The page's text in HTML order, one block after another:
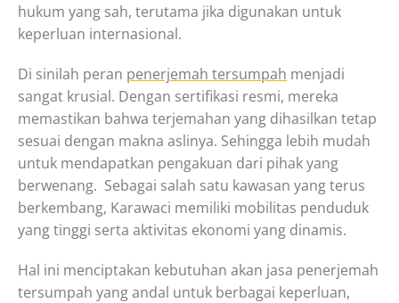
hukum yang sah, terutama jika digunakan untuk
keperluan internasional.
Di sinilah peran penerjemah tersumpah menjadi
sangat krusial. Dengan sertifikasi resmi, mereka
memastikan bahwa terjemahan yang dihasilkan tetap
sesuai dengan makna aslinya. Sehingga lebih mudah
untuk mendapatkan pengakuan dari pihak yang
berwenang. Sebagai salah satu kawasan yang terus
berkembang, Karawaci memiliki mobilitas penduduk
yang tinggi serta aktivitas ekonomi yang dinamis.
Hal ini menciptakan kebutuhan akan jasa penerjemah
tersumpah yang andal untuk berbagai keperluan,